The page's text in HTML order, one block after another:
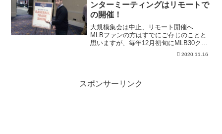
ンターミーティングはリモートで
の開催！
大規模集会は中止、リモート開催へ
MLBファンの方はすでにご存じのことと
思いますが、毎年12月初旬にMLB30クラ
2020.11.16
スポンサーリンク